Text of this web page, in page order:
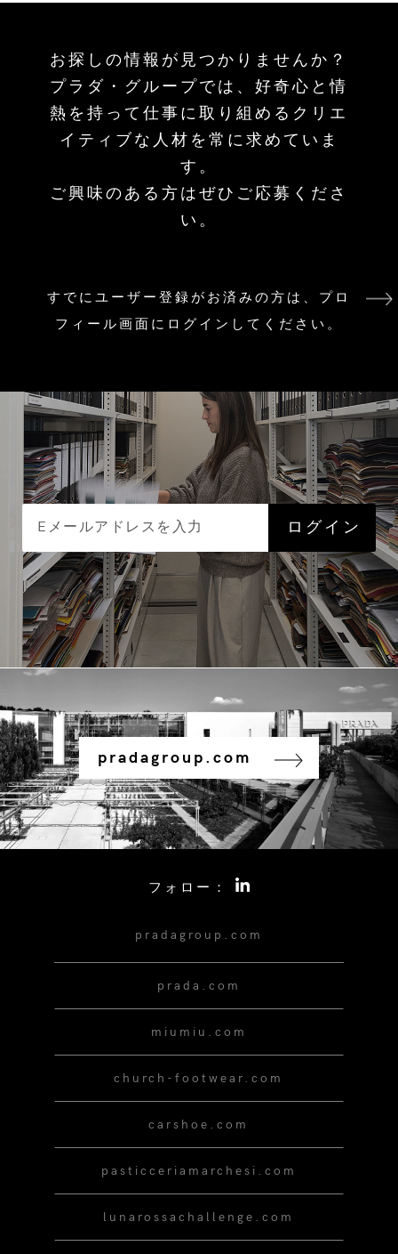
お探しの情報が見つかりませんか？
プラダ・グループでは、好奇心と情
熱を持って仕事に取り組めるクリエ
イティブな人材を常に求めていま
す。
ご興味のある方はぜひご応募くださ
い。
すでにユーザー登録がお済みの方は、プロ
フィール画面にログインしてください。
pradagroup.com
フォロー：
pradagroup.com
prada.com
miumiu.com
church-footwear.com
carshoe.com
pasticceriamarchesi.com
lunarossachallenge.com